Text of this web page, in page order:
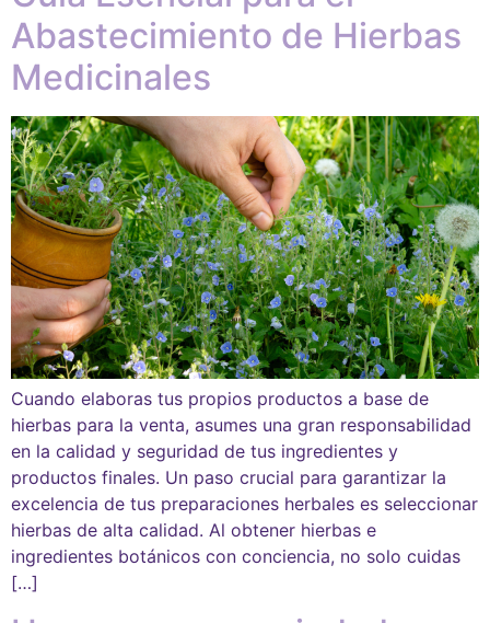
Abastecimiento de Hierbas
Medicinales
Cuando elaboras tus propios productos a base de
hierbas para la venta, asumes una gran responsabilidad
en la calidad y seguridad de tus ingredientes y
productos finales. Un paso crucial para garantizar la
excelencia de tus preparaciones herbales es seleccionar
hierbas de alta calidad. Al obtener hierbas e
ingredientes botánicos con conciencia, no solo cuidas
[…]